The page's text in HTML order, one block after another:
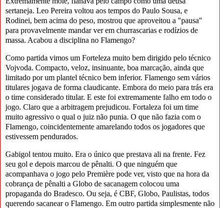
sertaneja. Leo Pereira voltou aos tempos do Paulo Sousa, e
Rodinei, bem acima do peso, mostrou que aproveitou a "pausa"
para provavelmente mandar ver em churrascarias e rodízios de
massa. Acabou a disciplina no Flamengo?
Como partida vimos um Forteleza muito bem dirigido pelo técnico
Vojvoda. Compacto, veloz, insinuante, boa marcação, ainda que
limitado por um plantel técnico bem inferior. Flamengo sem vários
titulares jogava de forma claudicante. Embora do meio para trás era
o time considerado titular. E este foi extremamente falho em todo o
jogo. Claro que a arbitragem prejudicou. Fortaleza foi um time
muito agressivo o qual o juiz não punia. O que não fazia com o
Flamengo, coincidentemente amarelando todos os jogadores que
estivessem pendurados.
Gabigol tentou muito. Era o único que prestava ali na frente. Fez
seu gol e depois marcou de pênalti. O que ninguém que
acompanhava o jogo pelo Première pode ver, visto que na hora da
cobrança de pênalti a Globo de sacanagem colocou uma
propaganda do Bradesco. Ou seja, é CBF, Globo, Paulistas, todos
querendo sacanear o Flamengo. Em outro partida simplesmente não